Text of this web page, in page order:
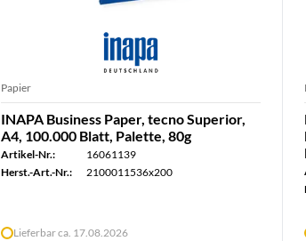
Papier
INAPA Business Paper, tecno Superior,
A4, 100.000 Blatt, Palette, 80g
Artikel-Nr.:
16061139
Herst.-Art.-Nr.:
2100011536x200
Lieferbar ca. 17.08.2026